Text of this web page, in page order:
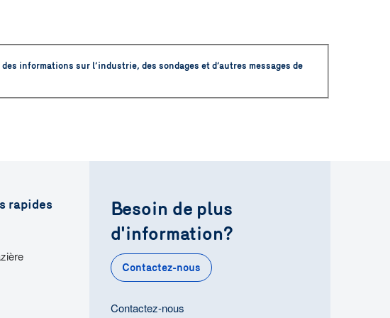
informations sur l’industrie, des sondages et d’autres messages de
rapides
Besoin de plus
d'information?
Contactez-nous
Contactez-nous